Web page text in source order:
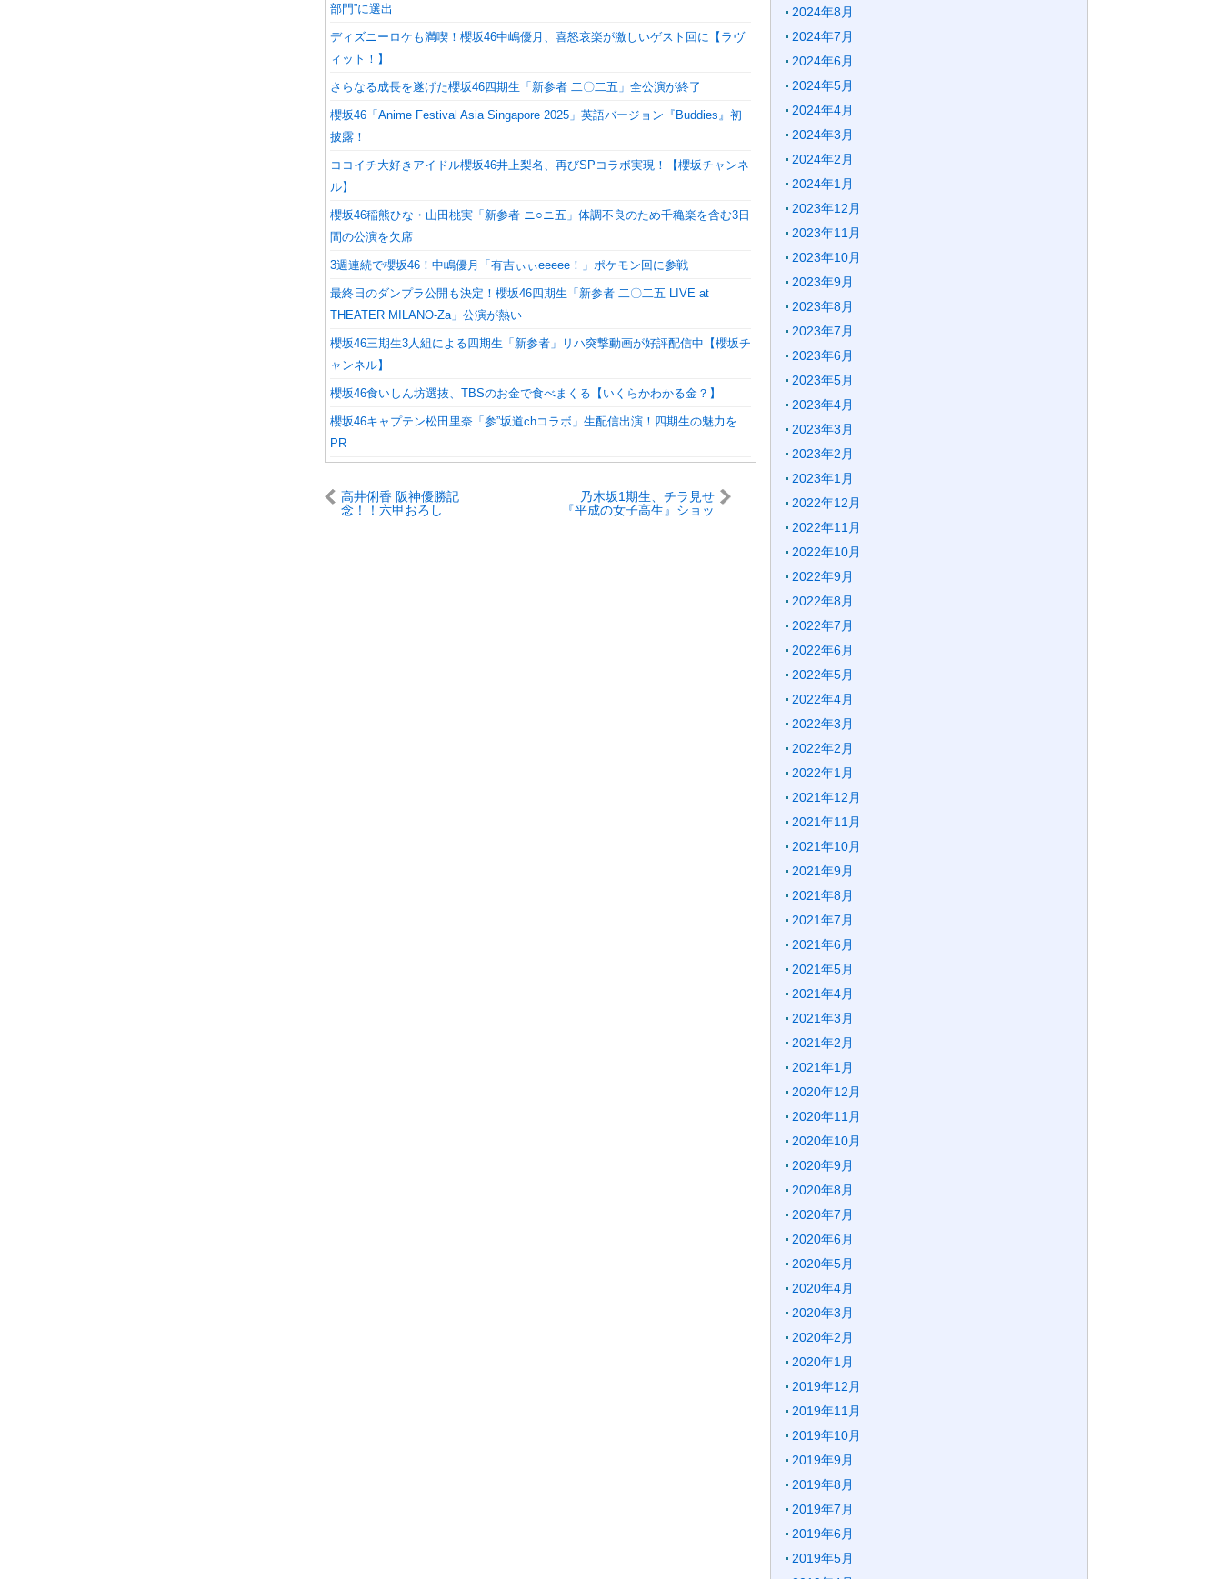
部門”に選出
ディズニーロケも満喫！櫻坂46中嶋優月、喜怒哀楽が激しいゲスト回に【ラヴ
ィット！】
さらなる成長を遂げた櫻坂46四期生「新参者 二〇二五」全公演が終了
櫻坂46「Anime Festival Asia Singapore 2025」英語バージョン『Buddies』初
披露！
ココイチ大好きアイドル櫻坂46井上梨名、再びSPコラボ実現！【櫻坂チャンネ
ル】
櫻坂46稲熊ひな・山田桃実「新参者 ニ○ニ五」体調不良のため千穐楽を含む3日
間の公演を欠席
3週連続で櫻坂46！中嶋優月「有吉ぃぃeeeee！」ポケモン回に参戦
最終日のダンプラ公開も決定！櫻坂46四期生「新参者 二〇二五 LIVE at
THEATER MILANO-Za」公演が熱い
櫻坂46三期生3人組による四期生「新参者」リハ突撃動画が好評配信中【櫻坂チ
ャンネル】
櫻坂46食いしん坊選抜、TBSのお金で食べまくる【いくらかわかる金？】
櫻坂46キャプテン松田里奈「参”坂道chコラボ」生配信出演！四期生の魅力を
PR
高井俐香 阪神優勝記
念！！六甲おろし
乃木坂1期生、チラ見せ
『平成の女子高生』ショッ
2024年8月
2024年7月
2024年6月
2024年5月
2024年4月
2024年3月
2024年2月
2024年1月
2023年12月
2023年11月
2023年10月
2023年9月
2023年8月
2023年7月
2023年6月
2023年5月
2023年4月
2023年3月
2023年2月
2023年1月
2022年12月
2022年11月
2022年10月
2022年9月
2022年8月
2022年7月
2022年6月
2022年5月
2022年4月
2022年3月
2022年2月
2022年1月
2021年12月
2021年11月
2021年10月
2021年9月
2021年8月
2021年7月
2021年6月
2021年5月
2021年4月
2021年3月
2021年2月
2021年1月
2020年12月
2020年11月
2020年10月
2020年9月
2020年8月
2020年7月
2020年6月
2020年5月
2020年4月
2020年3月
2020年2月
2020年1月
2019年12月
2019年11月
2019年10月
2019年9月
2019年8月
2019年7月
2019年6月
2019年5月